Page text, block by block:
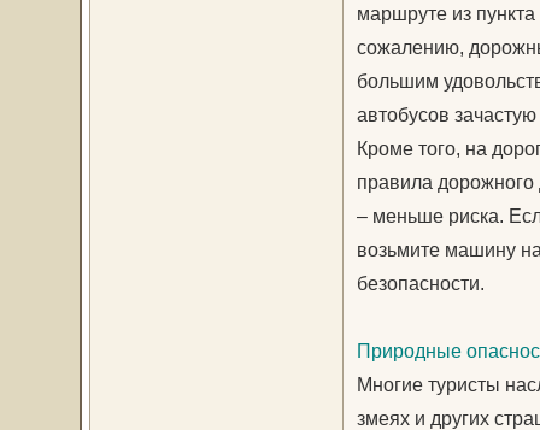
маршруте из
сожалению,
большим
автобусов
Кроме того, на
правила дорожного
– меньше риска.
возьмите машину
безопасности.
Природные
Многие туристы
змеях и других